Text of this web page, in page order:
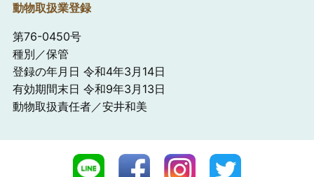
動物取扱業登録
第76-0450号
種別／保管
登録の年月日 令和4年3月14日
有効期間末日 令和9年3月13日
動物取扱責任者／安井和美